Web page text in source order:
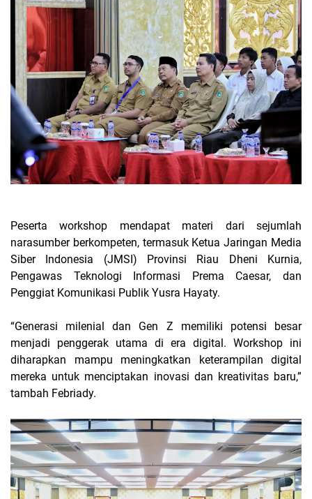
Peserta workshop mendapat materi dari sejumlah
narasumber berkompeten, termasuk Ketua Jaringan Media
Siber Indonesia (JMSI) Provinsi Riau Dheni Kurnia,
Pengawas Teknologi Informasi Prema Caesar, dan
Penggiat Komunikasi Publik Yusra Hayaty.
“Generasi milenial dan Gen Z memiliki potensi besar
menjadi penggerak utama di era digital. Workshop ini
diharapkan mampu meningkatkan keterampilan digital
mereka untuk menciptakan inovasi dan kreativitas baru,”
tambah Febriady.